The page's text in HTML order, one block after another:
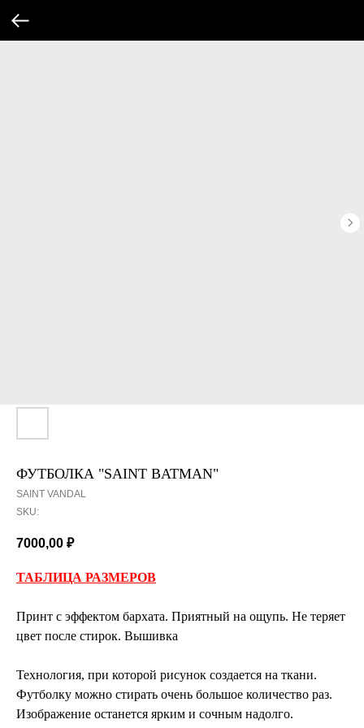
ФУТБОЛКА "SAINT BATMAN"
SAINT VANDAL
SKU:
7000,00 ₽
ТАБЛИЦА РАЗМЕРОВ
Принт с эффектом бархата. Приятный на ощупь. Не теряет
цвет после стирок. Вышивка
Технология, при которой рисунок создается на ткани.
Футболку можно стирать очень большое количество раз.
Изображение останется ярким и сочным надолго.